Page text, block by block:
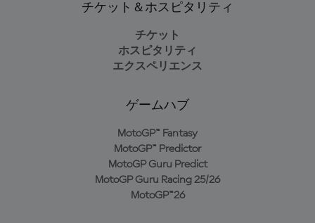
チケット＆ホスピタリティ
チケット
ホスピタリティ
エクスペリエンス
ゲームハブ
MotoGP™ Fantasy
MotoGP™ Predictor
MotoGP Guru Predict
MotoGP Guru Racing 25/26
MotoGP™26